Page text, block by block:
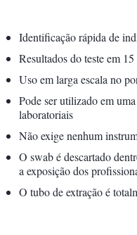
Identificação rápida de
Resultados do teste em
Uso em larga escala no
Pode ser utilizado em
laboratoriais
Não exige nenhum
O swab é descartado
a exposição dos
O tubo de extração é